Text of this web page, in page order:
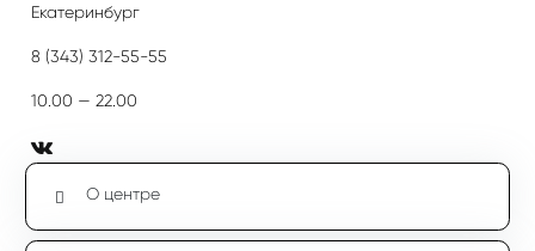
Екатеринбург
8 (343) 312-55-55
10.00 — 22.00
О центре